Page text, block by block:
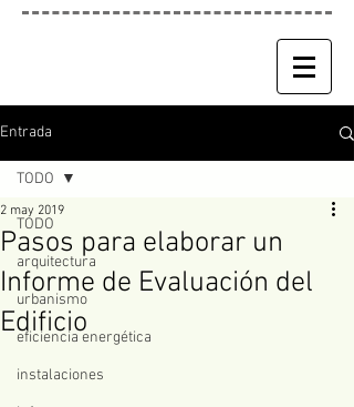
Entrada
TODO
arquitectura
urbanismo
eficiencia energética
instalaciones
TODO
Pasos para elaborar un
Informe de Evaluación del
Edificio
2 may 2019